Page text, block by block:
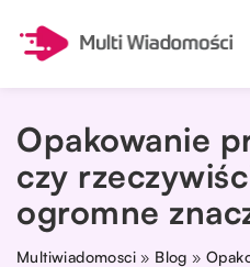
Opakowanie
czy
ogromne
Multiwiadomosci » Blog »